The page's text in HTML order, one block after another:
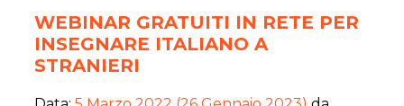
WEBINAR GRATUITI IN RETE PER
INSEGNARE ITALIANO A
STRANIERI